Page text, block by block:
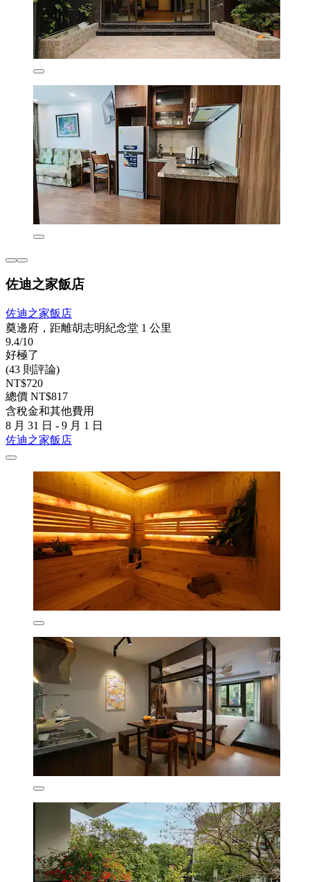
佐迪之家飯店
佐迪之家飯店
奠邊府，距離胡志明紀念堂 1 公里
9.4/10
好極了
(43 則評論)
NT$720
總價 NT$817
含稅金和其他費用
8 月 31 日 - 9 月 1 日
佐迪之家飯店